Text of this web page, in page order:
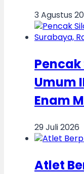
3 Agustus
Pencak
Umum
Enam
29 Juli 2026
Atlet